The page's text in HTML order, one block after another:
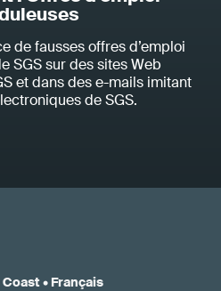
de fausses offres d’emploi
SGS sur des sites Web
et dans des e-mails imitant
de SGS.
Coast• Français